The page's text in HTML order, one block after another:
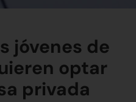
jóvenes de
optar
privada